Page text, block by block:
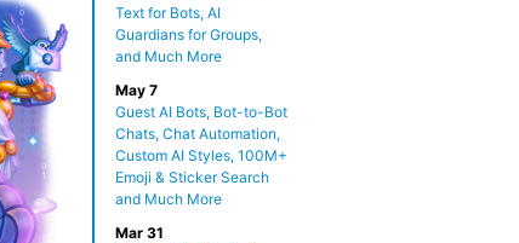
Text for Bots, AI
Guardians for Groups,
and Much More
May 7
Guest AI Bots, Bot-to-Bot
Chats, Chat Automation,
Custom AI Styles, 100M+
Emoji & Sticker Search
and Much More
Mar 31